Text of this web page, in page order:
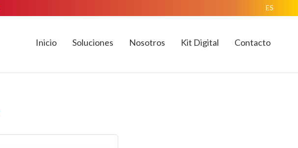
ES
Inicio Soluciones Nosotros Kit Digital Contacto